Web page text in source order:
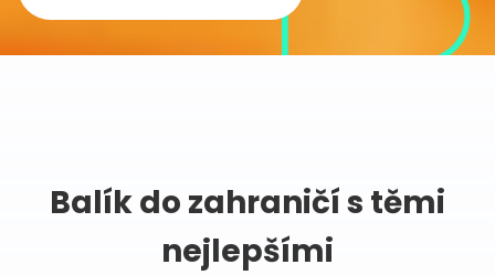
Balík do zahraničí s těmi
nejlepšími